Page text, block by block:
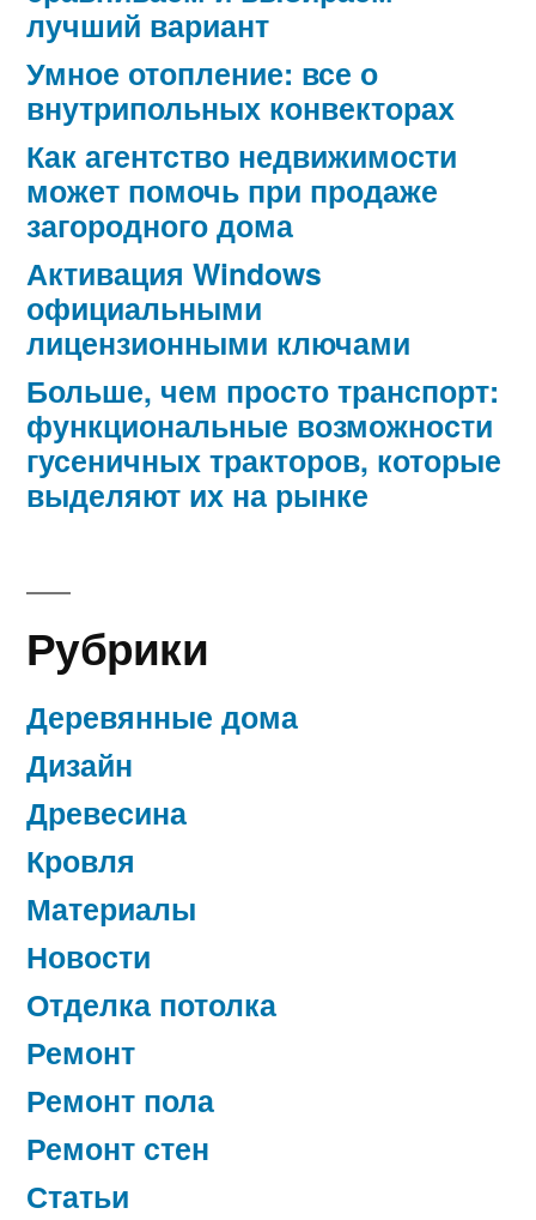
лучший вариант
Умное отопление: все о
внутрипольных конвекторах
Как агентство недвижимости
может помочь при продаже
загородного дома
Активация Windows
официальными
лицензионными ключами
Больше, чем просто транспорт:
функциональные возможности
гусеничных тракторов, которые
выделяют их на рынке
Рубрики
Деревянные дома
Дизайн
Древесина
Кровля
Материалы
Новости
Отделка потолка
Ремонт
Ремонт пола
Ремонт стен
Статьи